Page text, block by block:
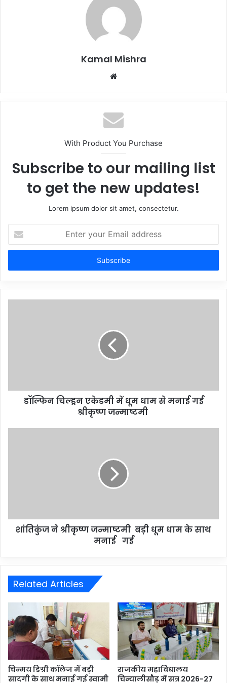
Kamal Mishra
Website
With Product You Purchase
Subscribe to our mailing list
to get the new updates!
Lorem ipsum dolor sit amet, consectetur.
your
Email
डॉल्फिन चिल्ड्रन एकेडमी में धूम धाम से मनाई गई
श्रीकृष्ण जन्माष्टमी
शांतिकुंज ने श्रीकृष्ण जन्माष्टमी बड़ी धूम धाम के साथ
मनाई गई
Related Articles
चिन्मय डिग्री कॉलेज में बड़ी
सादगी के साथ मनाई गई स्वामी
राजकीय महाविद्यालय
चिन्यालीसौड़ में सत्र 2026-27